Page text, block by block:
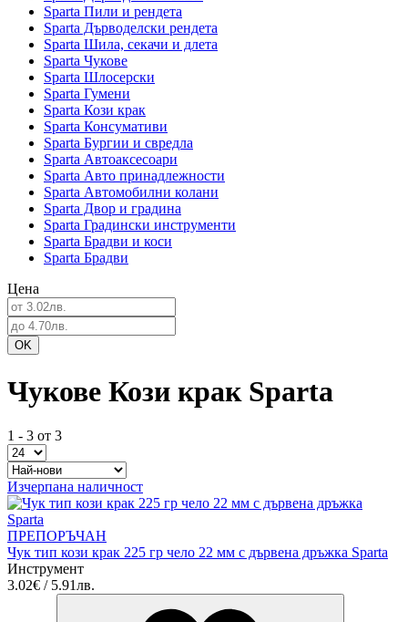
Sparta Пили и рендета
Sparta Дърводелски рендета
Sparta Шила, секачи и длета
Sparta Чукове
Sparta Шлосерски
Sparta Гумени
Sparta Кози крак
Sparta Консумативи
Sparta Бургии и свредла
Sparta Автоаксесоари
Sparta Авто принадлежности
Sparta Автомобилни колани
Sparta Двор и градина
Sparta Градински инструменти
Sparta Брадви и коси
Sparta Брадви
Цена
Чукове Кози крак Sparta
1 - 3 от 3
Изчерпана наличност
ПРЕПОРЪЧАН
Чук тип кози крак 225 гр чело 22 мм с дървена дръжка Sparta
Инструмент
3.02€ / 5.91лв.